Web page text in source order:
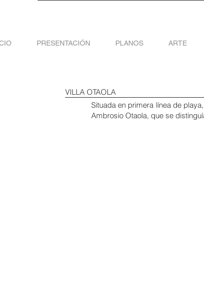
PRESENTACIÓN PLANOS ARTE
VILLA OTAOLA
Situada en primera línea de
Ambrosio Otaola, que se